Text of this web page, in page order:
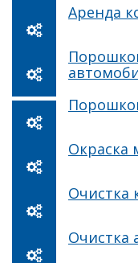
Аренда
Окраска
Очистка
Очистка